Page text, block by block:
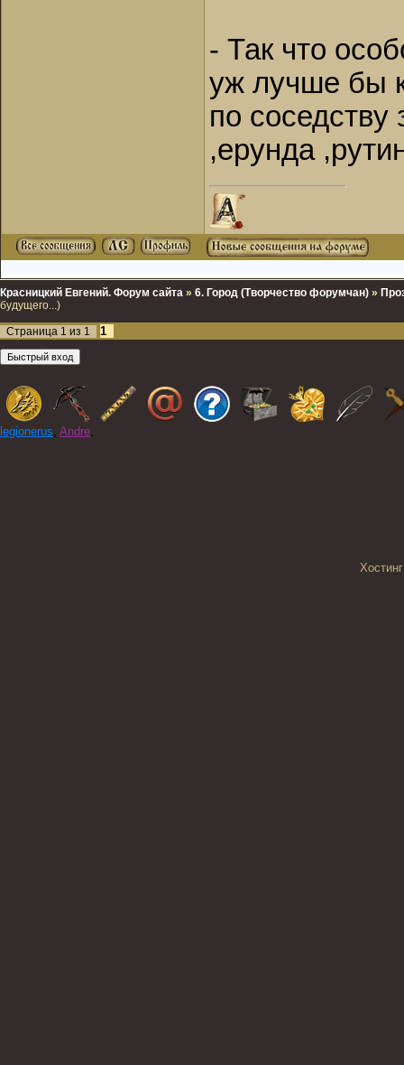
- Так что
уж лучше бы
по соседству
,ерунда
Красницкий Евгений. Форум сайта » 6. Город (Творчество форумчан) »
будущего...)
Страница 1 из 1 1
legionerus, Andre,